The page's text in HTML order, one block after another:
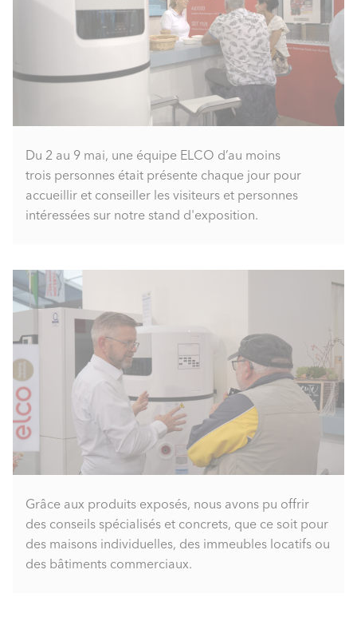
Du 2 au 9 mai, une équipe ELCO d’au moins
trois personnes était présente chaque jour pour
accueillir et conseiller les visiteurs et personnes
intéressées sur notre stand d'exposition.
Grâce aux produits exposés, nous avons pu offrir
des conseils spécialisés et concrets, que ce soit pour
des maisons individuelles, des immeubles locatifs ou
des bâtiments commerciaux.